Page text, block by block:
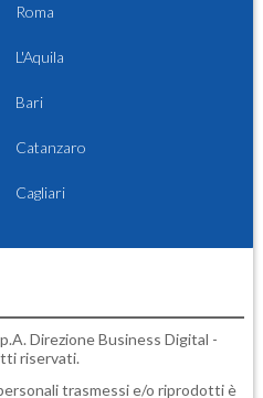
Roma
L'Aquila
Bari
Catanzaro
Cagliari
Direzione Business Digital -
riservati.
trasmessi e/o riprodotti è